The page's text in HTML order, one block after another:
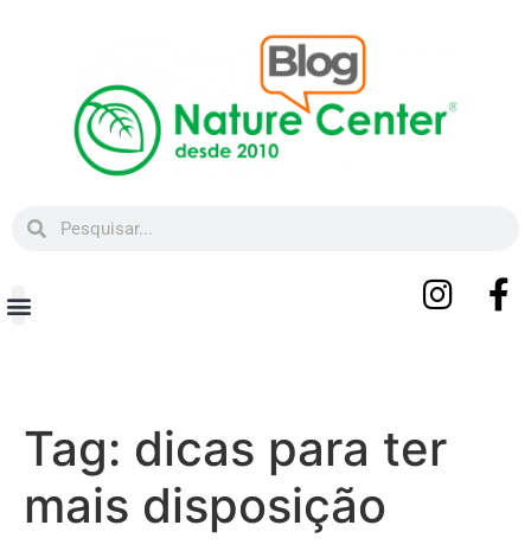
Tag: dicas para ter
mais disposição